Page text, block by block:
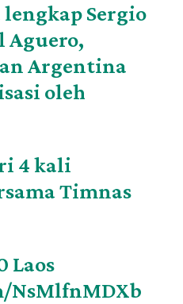
Sergio
Aguero,
Argentina
oleh
4 kali
Timnas
Laos